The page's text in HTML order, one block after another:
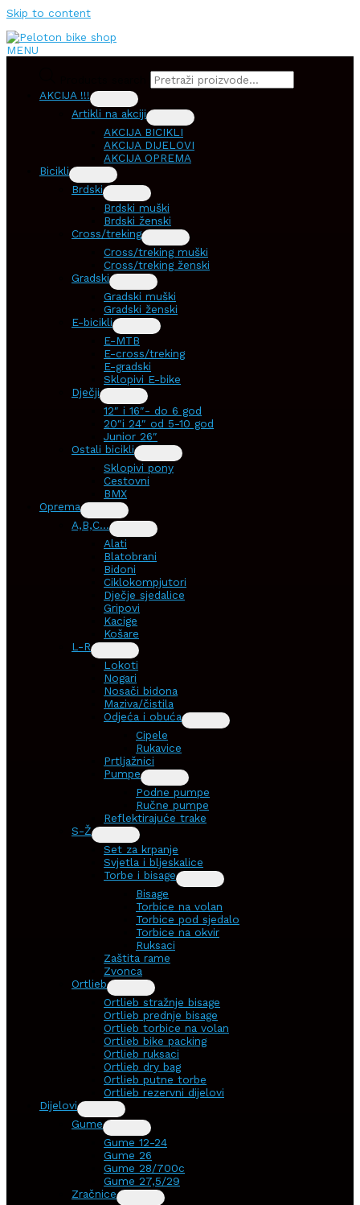
Skip to content
MENU
AKCIJA !!!
Artikli na akciji
AKCIJA BICIKLI
AKCIJA DIJELOVI
AKCIJA OPREMA
Bicikli
Brdski
Brdski muški
Brdski ženski
Cross/treking
Cross/treking muški
Cross/treking ženski
Gradski
Gradski muški
Gradski ženski
E-bicikli
E-MTB
E-cross/treking
E-gradski
Sklopivi E-bike
Dječji
12″ i 16″- do 6 god
20″i 24″ od 5-10 god
Junior 26″
Ostali bicikli
Sklopivi pony
Cestovni
BMX
Oprema
A,B,C…
Alati
Blatobrani
Bidoni
Ciklokompjutori
Dječje sjedalice
Gripovi
Kacige
Košare
L-R
Lokoti
Nogari
Nosači bidona
Maziva/čistila
Odjeća i obuća
Cipele
Rukavice
Prtljažnici
Pumpe
Podne pumpe
Ručne pumpe
Reflektirajuće trake
S-Ž
Set za krpanje
Svjetla i bljeskalice
Torbe i bisage
Bisage
Torbice na volan
Torbice pod sjedalo
Torbice na okvir
Ruksaci
Zaštita rame
Zvonca
Ortlieb
Ortlieb stražnje bisage
Ortlieb prednje bisage
Ortlieb torbice na volan
Ortlieb bike packing
Ortlieb ruksaci
Ortlieb dry bag
Ortlieb putne torbe
Ortlieb rezervni dijelovi
Dijelovi
Gume
Gume 12-24
Gume 26
Gume 28/700c
Gume 27,5/29
Zračnice